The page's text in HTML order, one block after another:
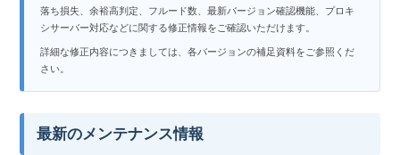
落ち損失、余裕高判定、フルード数、最新バージョン確認機能、プロキ
シサーバー対応などに関する修正情報をご確認いただけます。
詳細な修正内容につきましては、各バージョンの補足資料をご参照くだ
さい。
最新のメンテナンス情報